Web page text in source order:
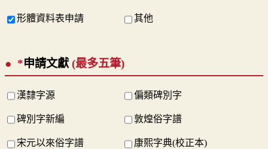
形體資料表申請 其他
*申請文獻 (最多五筆)
漢隸字源 偏類碑別字
碑別字新編 敦煌俗字譜
宋元以來俗字譜 康熙字典(校正本)